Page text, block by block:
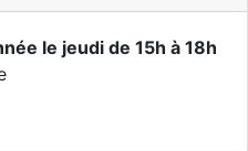
le jeudi de 15h à 18h